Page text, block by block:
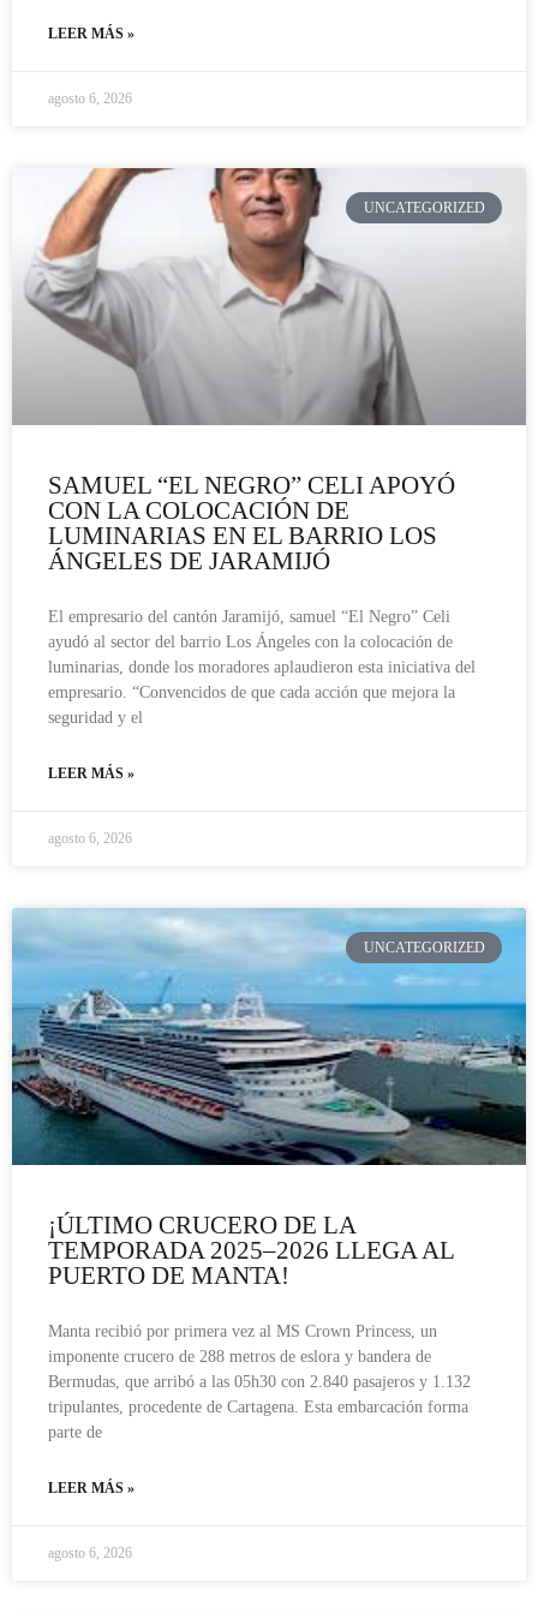
LEER MÁS »
agosto 6, 2026
UNCATEGORIZED
SAMUEL “EL NEGRO” CELI APOYÓ
CON LA COLOCACIÓN DE
LUMINARIAS EN EL BARRIO LOS
ÁNGELES DE JARAMIJÓ
El empresario del cantón Jaramijó, samuel “El Negro” Celi
ayudó al sector del barrio Los Ángeles con la colocación de
luminarias, donde los moradores aplaudieron esta iniciativa del
empresario. “Convencidos de que cada acción que mejora la
seguridad y el
LEER MÁS »
agosto 6, 2026
UNCATEGORIZED
¡ÚLTIMO CRUCERO DE LA
TEMPORADA 2025–2026 LLEGA AL
PUERTO DE MANTA!
Manta recibió por primera vez al MS Crown Princess, un
imponente crucero de 288 metros de eslora y bandera de
Bermudas, que arribó a las 05h30 con 2.840 pasajeros y 1.132
tripulantes, procedente de Cartagena. Esta embarcación forma
parte de
LEER MÁS »
agosto 6, 2026